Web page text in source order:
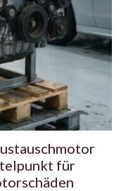
für